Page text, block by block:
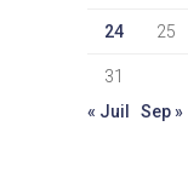
24 25
31
« Juil
Sep »